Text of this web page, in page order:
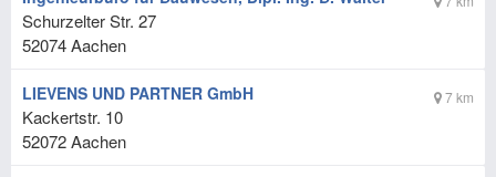
Schurzelter Str. 27
52074Aachen
7 km
LIEVENS UND PARTNER GmbH
Kackertstr. 10
52072Aachen